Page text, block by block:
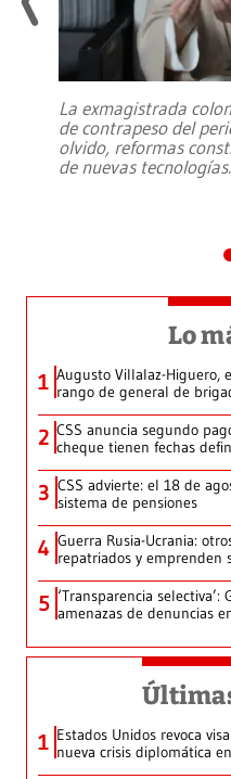
La exmagistrada
de contrapeso del
olvido, reformas
de nuevas tecnologías
Lo
1 Augusto Villalaz-Higuero,
rango de general de
2 CSS anuncia segundo
cheque tienen fechas
3 CSS advierte: el 18 de
sistema de pensiones
4 Guerra Rusia-Ucrania:
repatriados y emprenden
5 ‘Transparencia
amenazas de denuncias
1 Estados Unidos revoca
nueva crisis diplomática